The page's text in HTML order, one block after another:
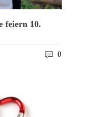
feiern 10.
0